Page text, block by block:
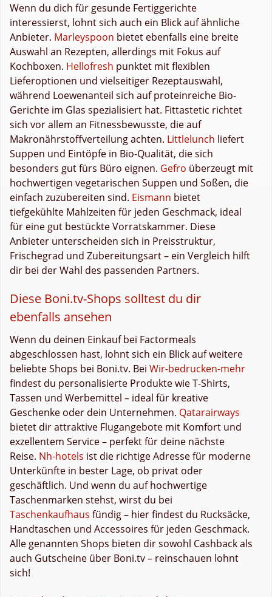
Wenn du dich für gesunde Fertiggerichte
interessierst, lohnt sich auch ein Blick auf ähnliche
Anbieter. Marleyspoon bietet ebenfalls eine breite
Auswahl an Rezepten, allerdings mit Fokus auf
Kochboxen. Hellofresh punktet mit flexiblen
Lieferoptionen und vielseitiger Rezeptauswahl,
während Loewenanteil sich auf proteinreiche Bio-
Gerichte im Glas spezialisiert hat. Fittastetic richtet
sich vor allem an Fitnessbewusste, die auf
Makronährstoffverteilung achten. Littlelunch liefert
Suppen und Eintöpfe in Bio-Qualität, die sich
besonders gut fürs Büro eignen. Gefro überzeugt mit
hochwertigen vegetarischen Suppen und Soßen, die
einfach zuzubereiten sind. Eismann bietet
tiefgekühlte Mahlzeiten für jeden Geschmack, ideal
für eine gut bestückte Vorratskammer. Diese
Anbieter unterscheiden sich in Preisstruktur,
Frischegrad und Zubereitungsart – ein Vergleich hilft
dir bei der Wahl des passenden Partners.
Diese Boni.tv-Shops solltest du dir
ebenfalls ansehen
Wenn du deinen Einkauf bei Factormeals
abgeschlossen hast, lohnt sich ein Blick auf weitere
beliebte Shops bei Boni.tv. Bei Wir-bedrucken-mehr
findest du personalisierte Produkte wie T-Shirts,
Tassen und Werbemittel – ideal für kreative
Geschenke oder dein Unternehmen. Qatarairways
bietet dir attraktive Flugangebote mit Komfort und
exzellentem Service – perfekt für deine nächste
Reise. Nh-hotels ist die richtige Adresse für moderne
Unterkünfte in bester Lage, ob privat oder
geschäftlich. Und wenn du auf hochwertige
Taschenmarken stehst, wirst du bei
Taschenkaufhaus fündig – hier findest du Rucksäcke,
Handtaschen und Accessoires für jeden Geschmack.
Alle genannten Shops bieten dir sowohl Cashback als
auch Gutscheine über Boni.tv – reinschauen lohnt
sich!